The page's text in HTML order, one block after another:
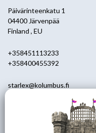
Päivärinteenkatu 1
04400 Järvenpää
Finland , EU
+358451113233
+358400455392
starlex@kolumbus.fi